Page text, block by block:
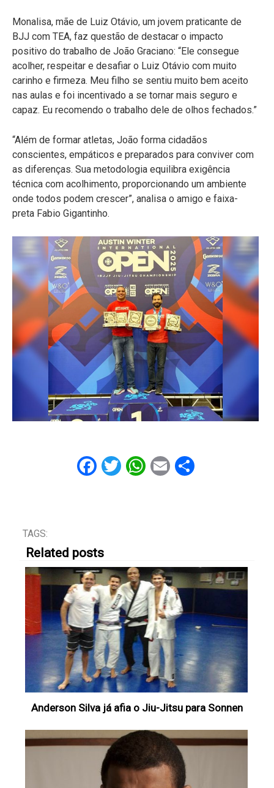
Monalisa, mãe de Luiz Otávio, um jovem praticante de
BJJ com TEA, faz questão de destacar o impacto
positivo do trabalho de João Graciano: “Ele consegue
acolher, respeitar e desafiar o Luiz Otávio com muito
carinho e firmeza. Meu filho se sentiu muito bem aceito
nas aulas e foi incentivado a se tornar mais seguro e
capaz. Eu recomendo o trabalho dele de olhos fechados.”
“Além de formar atletas, João forma cidadãos
conscientes, empáticos e preparados para conviver com
as diferenças. Sua metodologia equilibra exigência
técnica com acolhimento, proporcionando um ambiente
onde todos podem crescer”, analisa o amigo e faixa-
preta Fabio Gigantinho.
Facebook
Twitter
WhatsApp
EmailShare
TAGS:
Related posts
Anderson Silva já afia o Jiu-Jitsu para Sonnen